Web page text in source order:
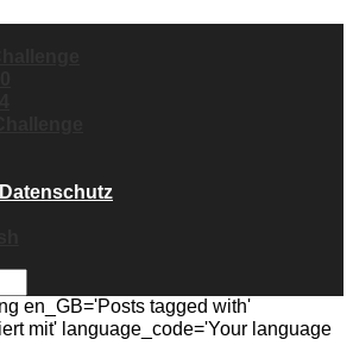
en_GB='Posts tagged with'
mit' language_code='Your language